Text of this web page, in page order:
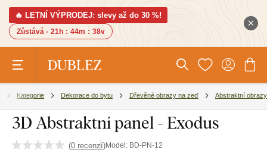
🔥 LETNÍ VÝPRODEJ: slevy až do 30 %!
Zůstává - 21h : 44m : 37v
Kategorie Dekorace do bytu Dřevěné obrazy na zeď Abstraktní obrazy
3D Abstraktní panel - Exodus
(0 recenzí)Model: BD-PN-12